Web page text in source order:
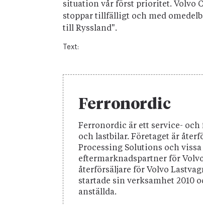
situation vår först prioritet. Volvo
stoppar tillfälligt och med
till Ryssland".
Text:
Ferronordic
Ferronordic är ett service-
och lastbilar. Företaget är
Processing Solutions och
eftermarknadspartner för
återförsäljare för Volvo
startade sin verksamhet 2010
anställda.